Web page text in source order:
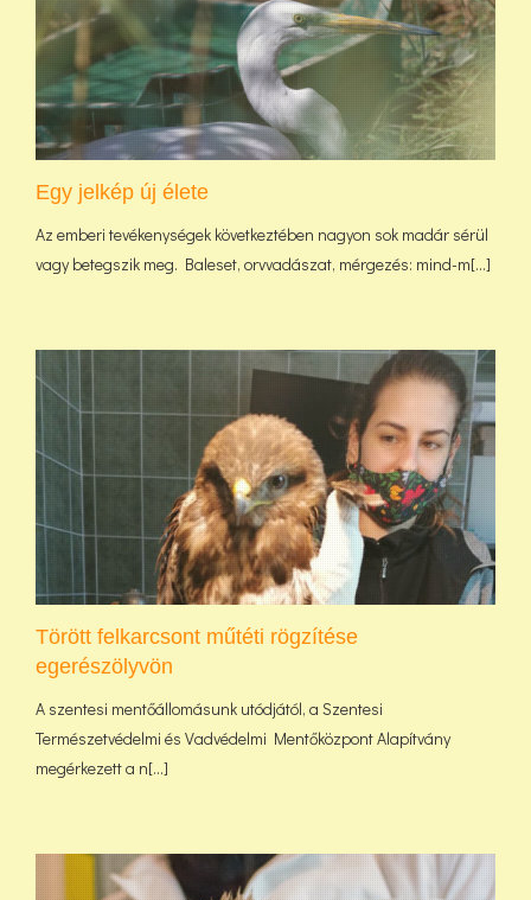
Egy jelkép új élete
Az emberi tevékenységek következtében nagyon sok madár sérül
vagy betegszik meg. Baleset, orvvadászat, mérgezés: mind-m[...]
Törött felkarcsont műtéti rögzítése
egerészölyvön
A szentesi mentőállomásunk utódjától, a Szentesi
Természetvédelmi és Vadvédelmi Mentőközpont Alapítvány
megérkezett a n[...]